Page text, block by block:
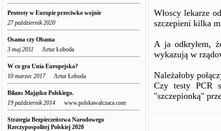
Protesty w Europie przeciwko wojnie
27 październik 2020
Osama czy Obama
3 maj 2011 Artur Łoboda
W co gra Unia Europejska?
10 marzec 2017Artur Łoboda
Bilans Majątku Polskiego.
19 październik 2014 www.polskawalczaca.com
Strategia Bezpieczeństwa Narodowego
Rzeczypospolitej Polskiej 2020
Włoscy lekarze
szczepieni kilka
A ja odkryłem,
wykazują w
Należałoby
Czy testy PCR
"szczepionką"